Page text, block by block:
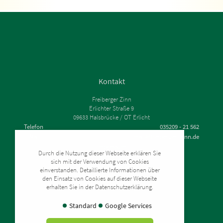
Kontakt
Freiberger Zinn
Erlichter Straße 9
09633 Halsbrücke / OT Erlicht
Telefon
035209 - 21 562
mail@freiberger-zinn.de
Datenschutz
Zahlung & Versand
Widerrufsrecht
AGB
Durch die Nutzung dieser Webseite erklären Sie
sich mit der Verwendung von Cookies
einverstanden. Detaillierte Informationen über
den Einsatz von Cookies auf dieser Webseite
erhalten Sie in der Datenschutzerklärung.
Standard Google Services